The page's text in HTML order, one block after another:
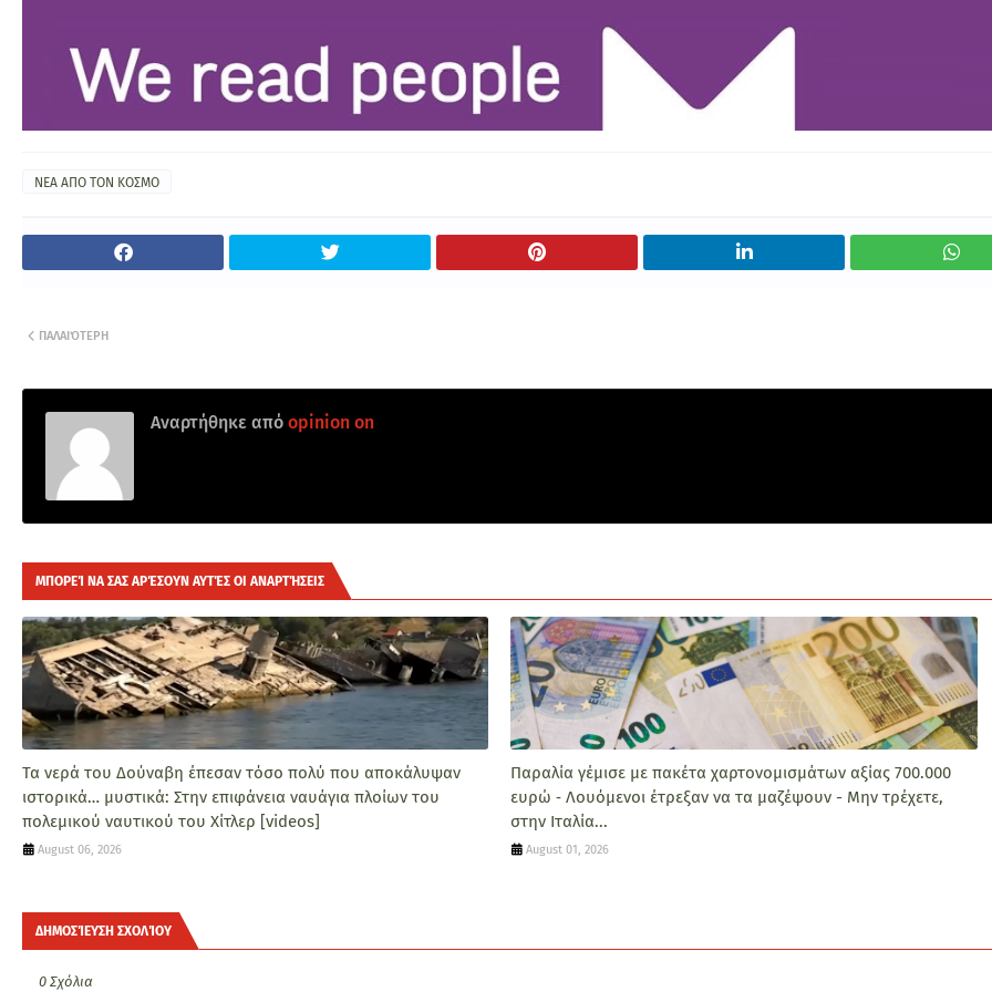
ΝΕΑ ΑΠΟ ΤΟΝ ΚΟΣΜΟ
ΠΑΛΑΙΌΤΕΡΗ
Αναρτήθηκε από opinion on
ΜΠΟΡΕΊ ΝΑ ΣΑΣ ΑΡΈΣΟΥΝ ΑΥΤΈΣ ΟΙ ΑΝΑΡΤΉΣΕΙΣ
Τα νερά του Δούναβη έπεσαν τόσο πολύ που αποκάλυψαν
ιστορικά… μυστικά: Στην επιφάνεια ναυάγια πλοίων του
πολεμικού ναυτικού του Χίτλερ [videos]
August 06, 2026
Παραλία γέμισε με πακέτα χαρτονομισμάτων αξίας 700.000
ευρώ ‑ Λουόμενοι έτρεξαν να τα μαζέψουν - Μην τρέχετε,
στην Ιταλία...
August 01, 2026
ΔΗΜΟΣΊΕΥΣΗ ΣΧΟΛΊΟΥ
0 Σχόλια